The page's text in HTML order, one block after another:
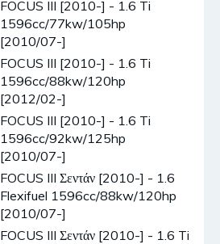
FOCUS III [2010-] - 1.6 Ti
1596cc/77kw/105hp
[2010/07-]
FOCUS III [2010-] - 1.6 Ti
1596cc/88kw/120hp
[2012/02-]
FOCUS III [2010-] - 1.6 Ti
1596cc/92kw/125hp
[2010/07-]
FOCUS III Σεντάν [2010-] - 1.6
Flexifuel 1596cc/88kw/120hp
[2010/07-]
FOCUS III Σεντάν [2010-] - 1.6 Ti